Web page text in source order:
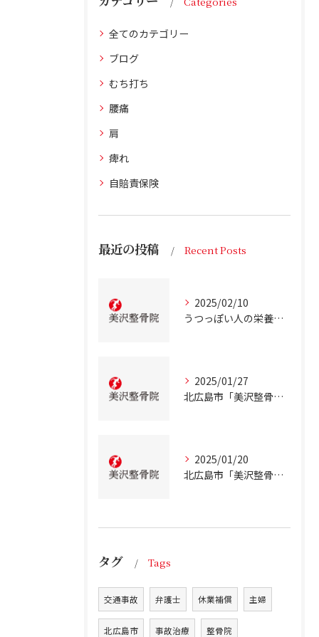
全てのカテゴリー
ブログ
むち打ち
腰痛
肩
痺れ
自賠責保険
最近の投稿 Recent Posts
2025/02/10
うつっぽい人の栄養状態
2025/01/27
北広島市「美沢整骨院」が解説！慢性的な低血糖について
2025/01/20
北広島市「美沢整骨院」が解説！テアニンの効果について
タグ Tags
交通事故 弁護士 休業補償 主婦
北広島市 事故治療 整骨院